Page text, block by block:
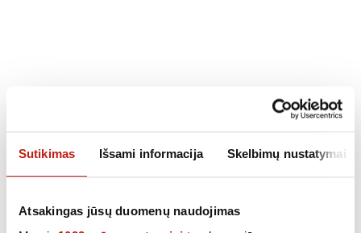
Sutikimas Išsami informacija Skelbimų nustatymai
Atsakingas jūsų duomenų naudojimas
El. parduotuvė šiuo
metu tvarkoma!
Atsiprašome už nesklandumus ir prašome